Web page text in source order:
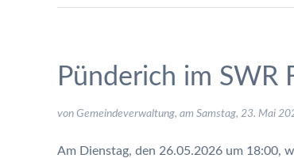
Pünderich im SWR
von Gemeindeverwaltung, am Samstag, 23. Mai
Am Dienstag, den 26.05.2026 um 18:00,